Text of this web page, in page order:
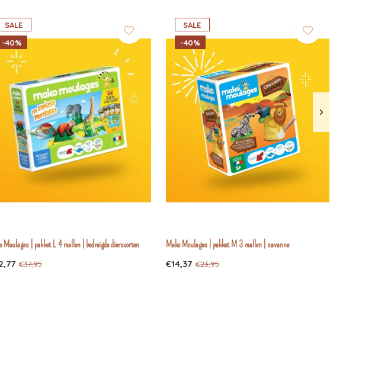
SALE
-40%
Moulages | pakket L 4 mallen | bedreigde diersoorten
€37,95
SALE
-40%
Mako Moulages | pakket M 3 mallen | savanne
€14,37 €23,95